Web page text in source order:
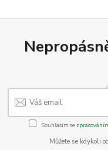
Souhlasím se
Můžete se kdykoli